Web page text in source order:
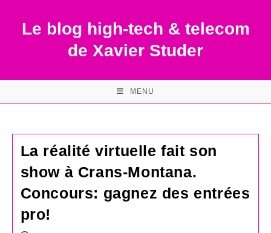
contentLe blog high-tech & telecom
de Xavier Studer
MENU
La réalité virtuelle fait son
show à Crans-Montana.
Concours: gagnez des entrées
pro!